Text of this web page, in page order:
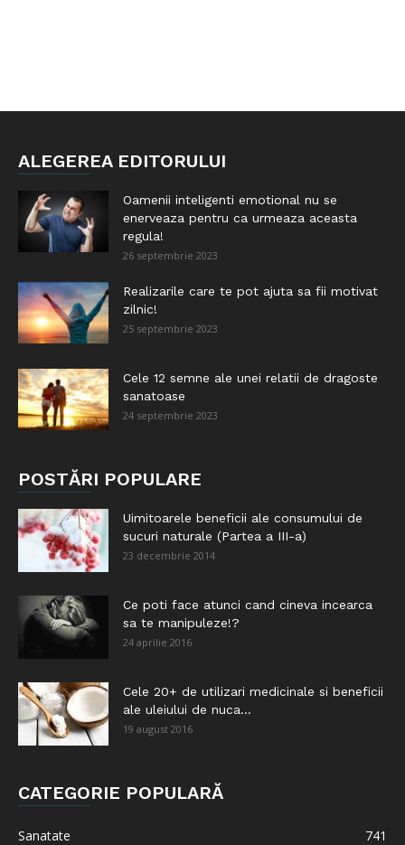
ALEGEREA EDITORULUI
Oamenii inteligenti emotional nu se
enerveaza pentru ca urmeaza aceasta
regula!
26 septembrie 2023
Realizarile care te pot ajuta sa fii motivat
zilnic!
25 septembrie 2023
Cele 12 semne ale unei relatii de dragoste
sanatoase
24 septembrie 2023
POSTĂRI POPULARE
Uimitoarele beneficii ale consumului de
sucuri naturale (Partea a III-a)
23 decembrie 2014
Ce poti face atunci cand cineva incearca
sa te manipuleze!?
24 aprilie 2016
Cele 20+ de utilizari medicinale si beneficii
ale uleiului de nuca...
19 august 2016
CATEGORIE POPULARĂ
Sanatate
741